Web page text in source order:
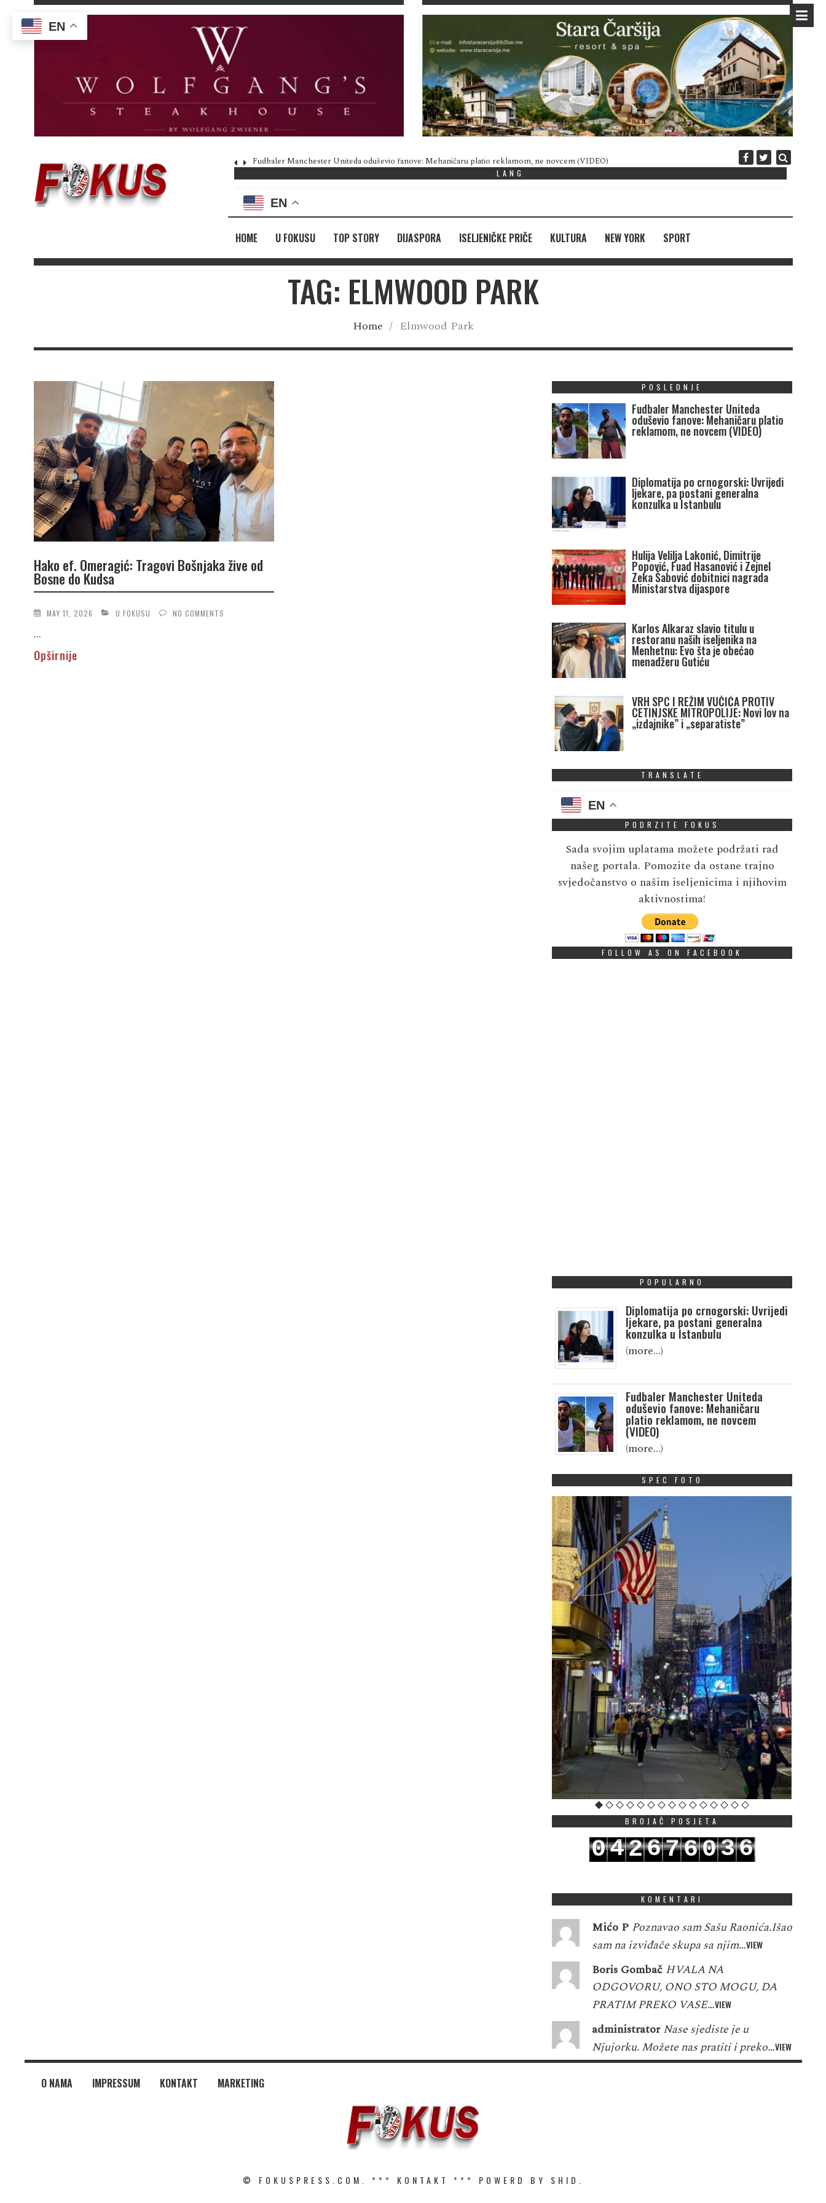
Fudbaler Manchester Uniteda oduševio fanove: Mehaničaru platio reklamom, ne novcem (VIDEO) Diplomatija po
LANG
EN
HOME U FOKUSU TOP STORY DIJASPORA ISELJENIČKE PRIČE KULTURA NEW YORK SPORT
TAG: ELMWOOD PARK
Home / Elmwood Park
Hako ef. Omeragić: Tragovi Bošnjaka žive od
Bosne do Kudsa
MAY 11, 2026 U FOKUSU NO COMMENTS
...
Opširnije
POSLEDNJE
Fudbaler Manchester Uniteda
oduševio fanove: Mehaničaru platio
reklamom, ne novcem (VIDEO)
Diplomatija po crnogorski: Uvrijedi
ljekare, pa postani generalna
konzulka u Istanbulu
Hulija Velilja Lakonić, Dimitrije
Popović, Fuad Hasanović i Zejnel
Zeka Šabović dobitnici nagrada
Ministarstva dijaspore
Karlos Alkaraz slavio titulu u
restoranu naših iseljenika na
Menhetnu: Evo šta je obećao
menadžeru Gutiću
VRH SPC I REŽIM VUČIĆA PROTIV
CETINJSKE MITROPOLIJE: Novi lov na
„izdajnike” i „separatiste”
TRANSLATE
EN
PODRZITE FOKUS
Sada svojim uplatama možete podržati rad
našeg portala. Pomozite da ostane trajno
svjedočanstvo o našim iseljenicima i njihovim
aktivnostima!
FOLLOW AS ON FACEBOOK
POPULARNO
Diplomatija po crnogorski: Uvrijedi
ljekare, pa postani generalna
konzulka u Istanbulu
(more…)
Fudbaler Manchester Uniteda
oduševio fanove: Mehaničaru
platio reklamom, ne novcem
(VIDEO)
(more…)
SPEC FOTO
BROJAČ POSJETA
042676036
KOMENTARI
Mićo P Poznavao sam Sašu Raonića.Išao
sam na izviđače skupa sa njim…VIEW
Boris Gombač HVALA NA
ODGOVORU, ONO STO MOGU, DA
PRATIM PREKO VASE…VIEW
administrator Nase sjediste je u
Njujorku. Možete nas pratiti i preko…VIEW
O NAMA IMPRESSUM KONTAKT MARKETING
© FOKUSPRESS.COM. *** KONTAKT *** POWERD BY SHID.
EN